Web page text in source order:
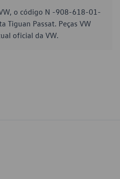
o código N -908-618-01-
Tiguan Passat. Peças VW
oficial da VW.